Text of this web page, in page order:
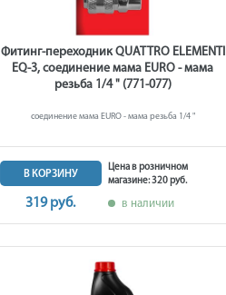
Фитинг-переходник QUATTRO ELEMENTI
EQ-3, соединение мама EURO - мама
резьба 1/4 " (771-077)
соединение мама EURO - мама резьба 1/4 "
В КОРЗИНУ
319 руб.
Цена в розничном
магазине: 320 руб.
в наличии